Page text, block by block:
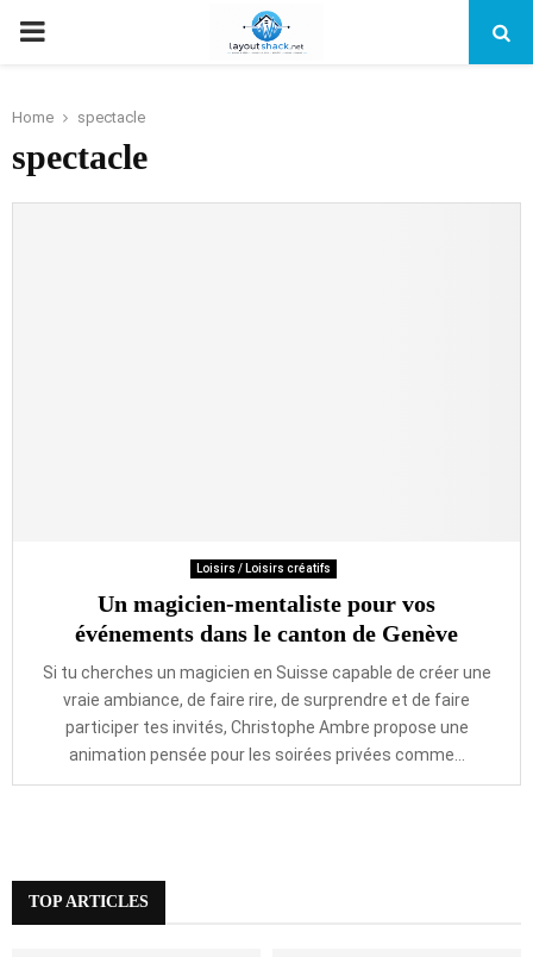
PRIMARY
Home spectacle
spectacle
Loisirs / Loisirs créatifs
Un magicien-mentaliste pour vos
événements dans le canton de Genève
Si tu cherches un magicien en Suisse capable de créer une
vraie ambiance, de faire rire, de surprendre et de faire
participer tes invités, Christophe Ambre propose une
animation pensée pour les soirées privées comme...
TOP ARTICLES